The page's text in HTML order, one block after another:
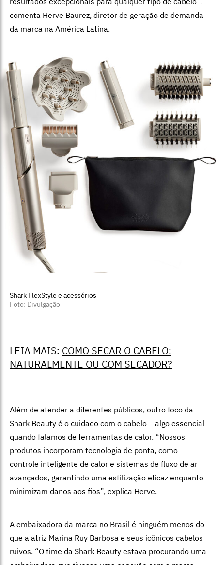
comenta Herve Baurez, diretor de geração de demanda
da marca na América Latina.
Shark FlexStyle e acessórios
Foto: Divulgação
LEIA MAIS: COMO SECAR O CABELO:
NATURALMENTE OU COM SECADOR?
Além de atender a diferentes públicos, outro foco da
Shark Beauty é o cuidado com o cabelo – algo essencial
quando falamos de ferramentas de calor. “Nossos
produtos incorporam tecnologia de ponta, como
controle inteligente de calor e sistemas de fluxo de ar
avançados, garantindo uma estilização eficaz enquanto
minimizam danos aos fios”, explica Herve.
A embaixadora da marca no Brasil é ninguém menos do
que a atriz Marina Ruy Barbosa e seus icônicos cabelos
ruivos. “O time da Shark Beauty estava procurando uma